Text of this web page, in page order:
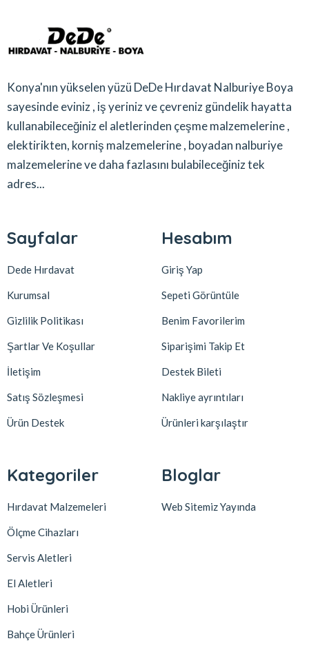
Konya'nın yükselen yüzü DeDe Hırdavat Nalburiye Boya
sayesinde eviniz , iş yeriniz ve çevreniz gündelik hayatta
kullanabileceğiniz el aletlerinden çeşme malzemelerine ,
elektirikten, korniş malzemelerine , boyadan nalburiye
malzemelerine ve daha fazlasını bulabileceğiniz tek
adres...
Sayfalar
Dede Hırdavat
Kurumsal
Gizlilik Politikası
Şartlar Ve Koşullar
İletişim
Satış Sözleşmesi
Ürün Destek
Hesabım
Giriş Yap
Sepeti Görüntüle
Benim Favorilerim
Siparişimi Takip Et
Destek Bileti
Nakliye ayrıntıları
Ürünleri karşılaştır
Kategoriler
Hırdavat Malzemeleri
Ölçme Cihazları
Servis Aletleri
El Aletleri
Hobi Ürünleri
Bahçe Ürünleri
Bloglar
Web Sitemiz Yayında